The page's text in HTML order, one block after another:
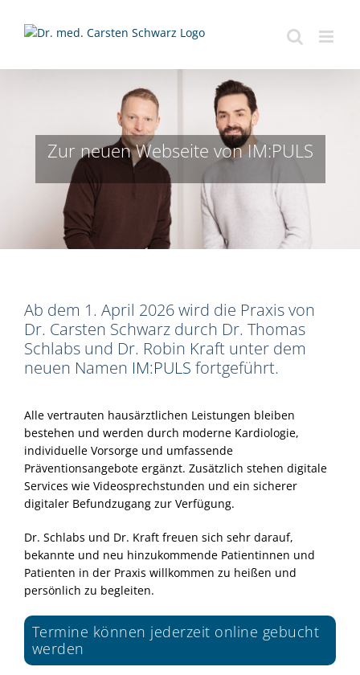
Inhalt
Zur neuen Webseite von IM:PULS
Ab dem 1. April 2026 wird die Praxis von
Dr. Carsten Schwarz durch Dr. Thomas
Schlabs und Dr. Robin Kraft unter dem
neuen Namen IM:PULS fortgeführt.
Alle vertrauten hausärztlichen Leistungen bleiben
bestehen und werden durch moderne Kardiologie,
individuelle Vorsorge und umfassende
Präventionsangebote ergänzt. Zusätzlich stehen digitale
Services wie Videosprechstunden und ein sicherer
digitaler Befundzugang zur Verfügung.
Dr. Schlabs und Dr. Kraft freuen sich sehr darauf,
bekannte und neu hinzukommende Patientinnen und
Patienten in der Praxis willkommen zu heißen und
persönlich zu begleiten.
Termine können jederzeit online gebucht
werden